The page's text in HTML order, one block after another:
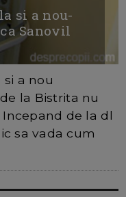
si a nou-
Sanovil
a nou
la Bistrita nu
de la dl
sa vada cum